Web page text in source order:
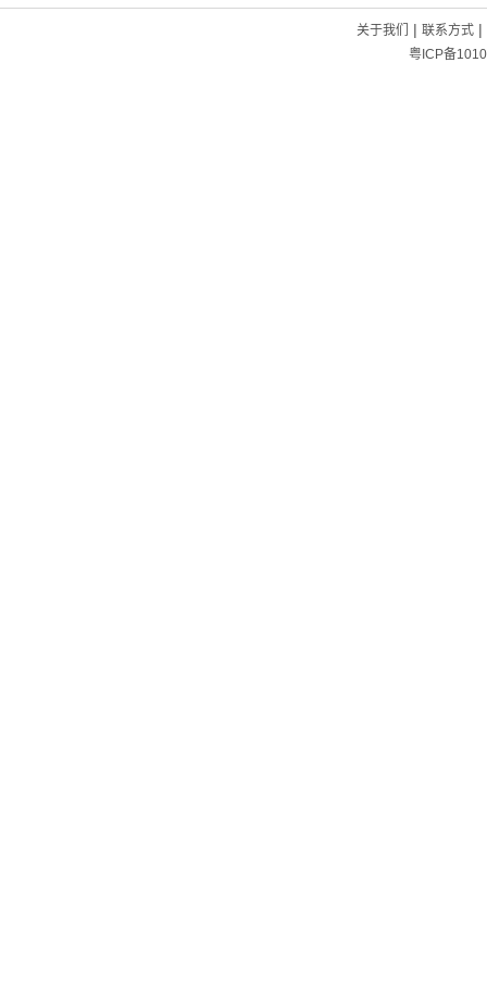
关于我们 | 联系方式|
粤ICP备